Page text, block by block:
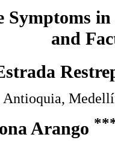
Symptoms
and
Antioquia,
Arango